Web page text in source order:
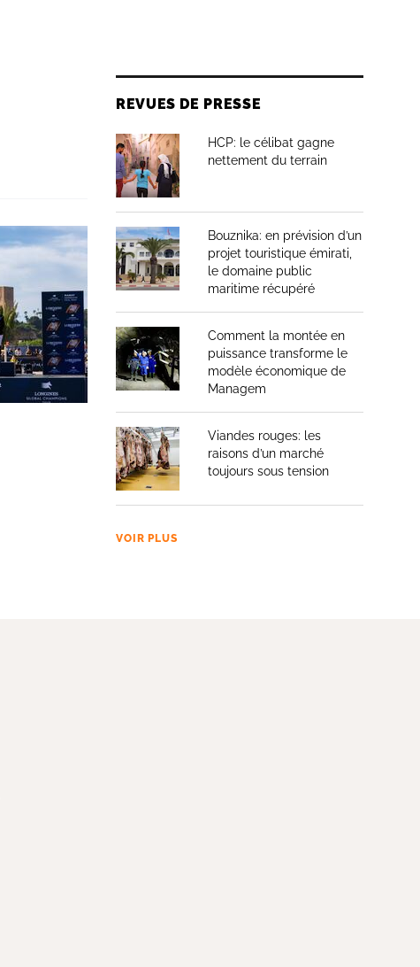
REVUES DE PRESSE
HCP: le célibat gagne
nettement du terrain
Bouznika: en prévision d’un
projet touristique émirati,
le domaine public
maritime récupéré
Comment la montée en
puissance transforme le
modèle économique de
Managem
Viandes rouges: les
raisons d’un marché
toujours sous tension
VOIR PLUS